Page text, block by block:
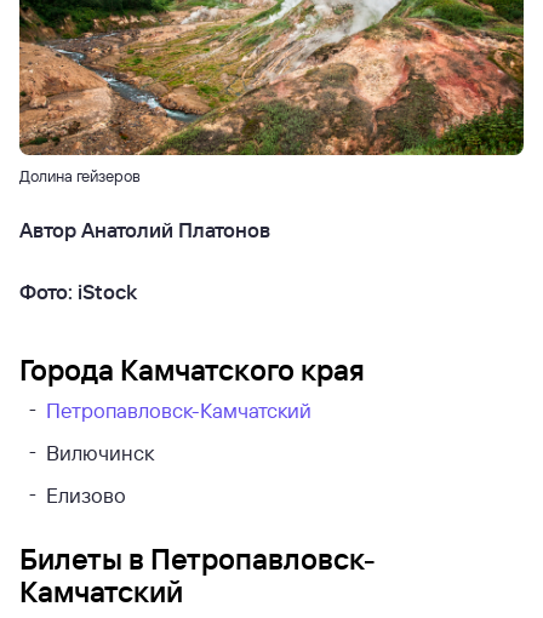
Долина гейзеров
Автор Анатолий Платонов
Фото: iStock
Города Камчатского края
Петропавловск-Камчатский
Вилючинск
Елизово
Билеты в Петропавловск-
Камчатский